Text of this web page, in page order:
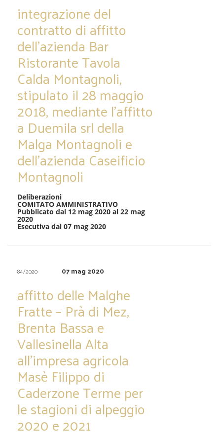
integrazione del
contratto di affitto
dell’azienda Bar
Ristorante Tavola
Calda Montagnoli,
stipulato il 28 maggio
2018, mediante l’affitto
a Duemila srl della
Malga Montagnoli e
dell’azienda Caseificio
Montagnoli
Deliberazioni
COMITATO AMMINISTRATIVO
Pubblicato dal 12 mag 2020 al 22 mag
2020
Esecutiva dal 07 mag 2020
84/2020 07 mag 2020
affitto delle Malghe
Fratte – Prà di Mez,
Brenta Bassa e
Vallesinella Alta
all’impresa agricola
Masè Filippo di
Caderzone Terme per
le stagioni di alpeggio
2020 e 2021